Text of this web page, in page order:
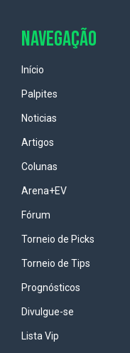
NAVEGAÇÃO
Início
Palpites
Noticias
Artigos
Colunas
Arena+EV
Fórum
Torneio de Picks
Torneio de Tips
Prognósticos
Divulgue-se
Lista Vip